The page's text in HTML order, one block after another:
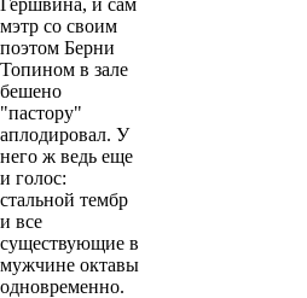
Гершвина, и сам
мэтр со своим
поэтом Берни
Топином в зале
бешено
"пастору"
аплодировал. У
него ж ведь еще
и голос:
стальной тембр
и все
существующие в
мужчине октавы
одновременно.